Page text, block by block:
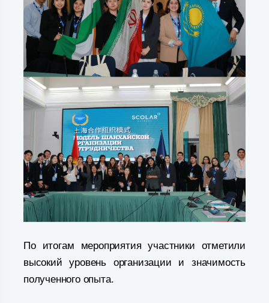
По итогам мероприятия участники отметили
высокий уровень организации и значимость
полученного опыта.